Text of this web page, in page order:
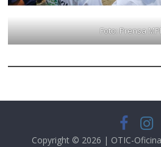
Foto: Prensa
Copyright © 2026 | OTIC-